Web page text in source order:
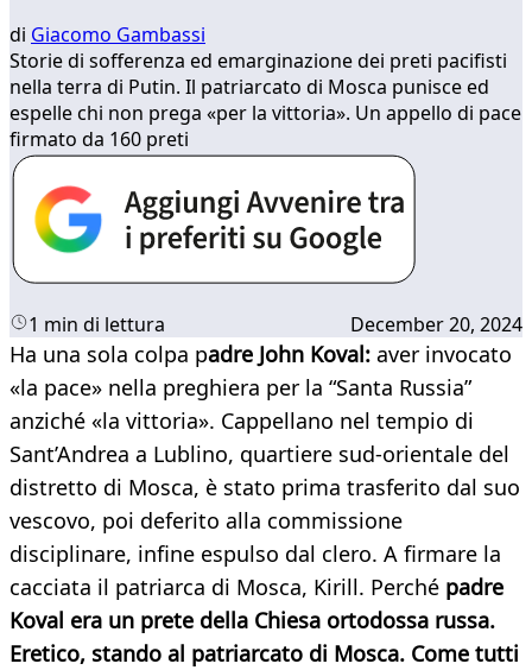
di Giacomo Gambassi
Storie di sofferenza ed emarginazione dei preti pacifisti
nella terra di Putin. Il patriarcato di Mosca punisce ed
espelle chi non prega «per la vittoria». Un appello di pace
firmato da 160 preti
1 min di lettura December 20, 2024
Ha una sola colpa padre John Koval: aver invocato
«la pace» nella preghiera per la “Santa Russia”
anziché «la vittoria». Cappellano nel tempio di
Sant’Andrea a Lublino, quartiere sud-orientale del
distretto di Mosca, è stato prima trasferito dal suo
vescovo, poi deferito alla commissione
disciplinare, infine espulso dal clero. A firmare la
cacciata il patriarca di Mosca, Kirill. Perché padre
Koval era un prete della Chiesa ortodossa russa.
Eretico, stando al patriarcato di Mosca. Come tutti